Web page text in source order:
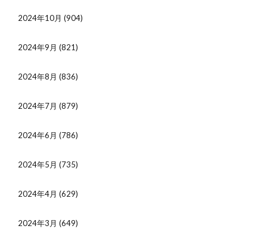
2024年10月 (904)
2024年9月 (821)
2024年8月 (836)
2024年7月 (879)
2024年6月 (786)
2024年5月 (735)
2024年4月 (629)
2024年3月 (649)